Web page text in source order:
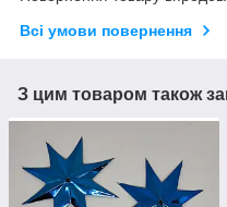
Всі умови повернення
З цим товаром також